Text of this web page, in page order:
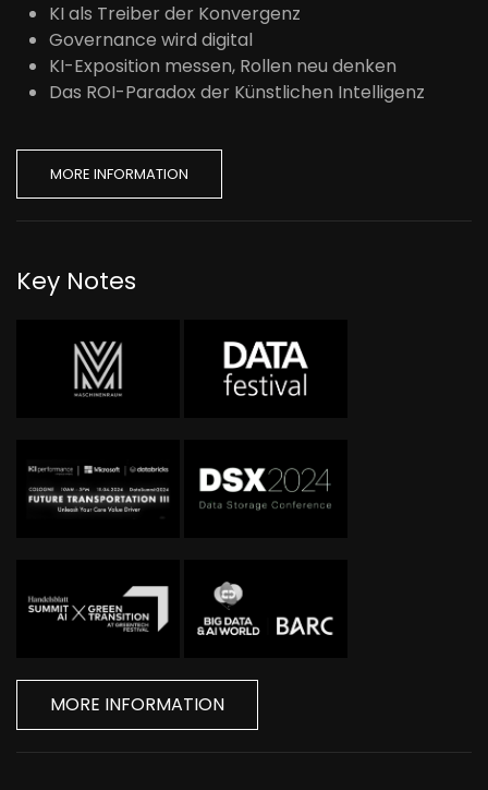
KI als Treiber der Konvergenz
Governance wird digital
KI-Exposition messen, Rollen neu denken
Das ROI-Paradox der Künstlichen Intelligenz
MORE INFORMATION
Key Notes
MORE INFORMATION